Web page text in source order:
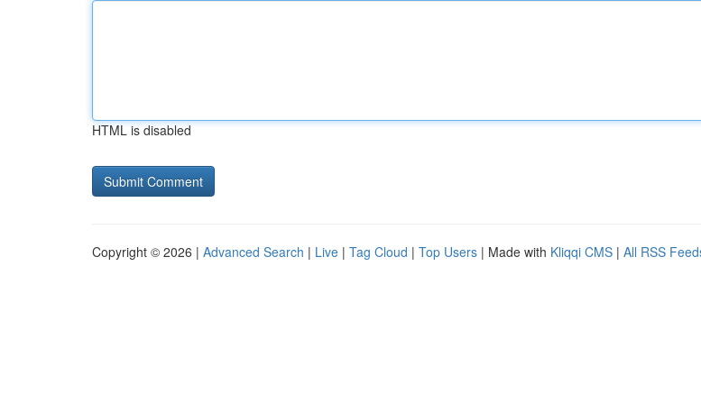
HTML is disabled
Copyright © 2026 | Advanced Search | Live | Tag Cloud | Top Users | Made with Kliqqi CMS | All RSS